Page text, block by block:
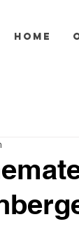
HOME